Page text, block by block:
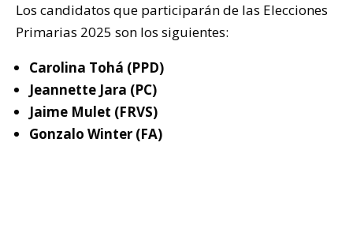
Los candidatos que participarán de las Elecciones
Primarias 2025 son los siguientes:
Carolina Tohá (PPD)
Jeannette Jara (PC)
Jaime Mulet (FRVS)
Gonzalo Winter (FA)